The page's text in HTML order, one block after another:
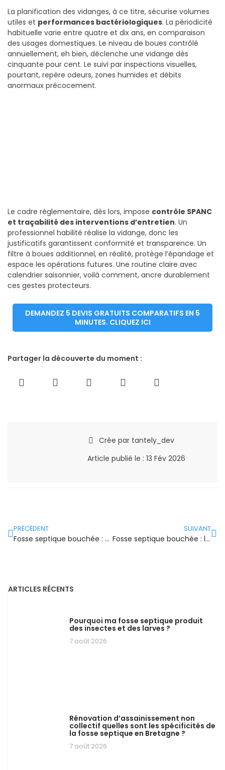
La planification des vidanges, à ce titre, sécurise volumes
utiles et performances bactériologiques. La périodicité
habituelle varie entre quatre et dix ans, en comparaison
des usages domestiques. Le niveau de boues contrôlé
annuellement, eh bien, déclenche une vidange dès
cinquante pour cent. Le suivi par inspections visuelles,
pourtant, repère odeurs, zones humides et débits
anormaux précocement.
Le cadre réglementaire, dès lors, impose contrôle SPANC
et traçabilité des interventions d’entretien. Un
professionnel habilité réalise la vidange, donc les
justificatifs garantissent conformité et transparence. Un
filtre à boues additionnel, en réalité, protège l’épandage et
espace les opérations futures. Une routine claire avec
calendrier saisonnier, voilà comment, ancre durablement
ces gestes protecteurs.
DEMANDEZ 5 DEVIS GRATUITS COMPARATIFS EN 5
MINUTES. CLIQUEZ ICI
Partager la découverte du moment :
Crée partantely_dev
Article publié le : 13 Fév 2026
PRÉCÉDENT
Fosse septique bouchée : ce qu’on peut tenter avant d’appeler
SUIVANT
Fosse septique bouchée : les conseils concrets d’un technicien de terrain
ARTICLES RÉCENTS
Pourquoi ma fosse septique produit
des insectes et des larves ?
7 août 2026
Rénovation d’assainissement non
collectif quelles sont les spécificités de
la fosse septique en Bretagne ?
7 août 2026